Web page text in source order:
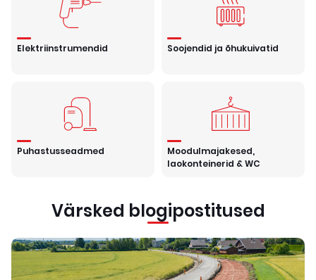
Elektriinstrumendid Soojendid ja õhukuivatid
Puhastusseadmed
Moodulmajakesed,
laokonteinerid & WC
Värsked blogipostitused